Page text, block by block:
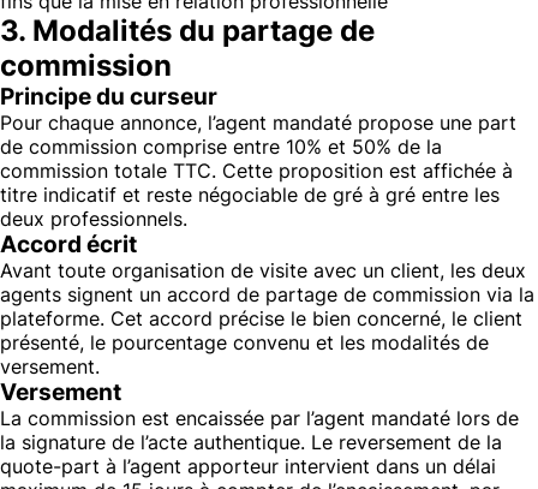
3. Modalités du partage de
commission
Principe du curseur
Pour chaque annonce, l’agent mandaté propose une part
de commission comprise entre 10% et 50% de la
commission totale TTC. Cette proposition est affichée à
titre indicatif et reste négociable de gré à gré entre les
deux professionnels.
Accord écrit
Avant toute organisation de visite avec un client, les deux
agents signent un accord de partage de commission via la
plateforme. Cet accord précise le bien concerné, le client
présenté, le pourcentage convenu et les modalités de
versement.
Versement
La commission est encaissée par l’agent mandaté lors de
la signature de l’acte authentique. Le reversement de la
quote-part à l’agent apporteur intervient dans un délai